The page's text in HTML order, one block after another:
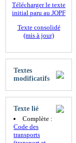
Télécharger le texte
initial paru au JOPF
Texte consolidé
(mis à jour)
Textes
modificatifs
Texte lié
Complète :
Code des
transports